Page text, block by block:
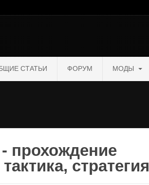
СТАТЬИ ФОРУМ МОДЫ
прохождение
стратегия